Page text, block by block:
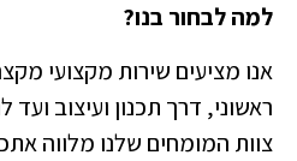
לבחור בנו?
מציעים שירות מקצועי מקצה
דרך תכנון ועיצוב ועד
המומחים שלנו מלווה אתכם